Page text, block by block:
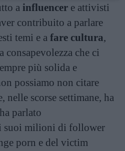
a influencer e attivisti
contribuito a parlare
temi e a fare cultura,
consapevolezza che ci
più solida e
possiamo non citare
nelle scorse settimane, ha
parlato
suoi milioni di follower
porn e del victim